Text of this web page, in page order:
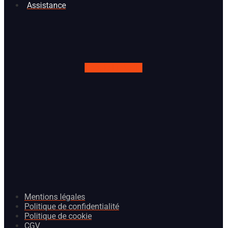
Assistance
Mentions légales
Politique de confidentialité
Politique de cookie
CGV